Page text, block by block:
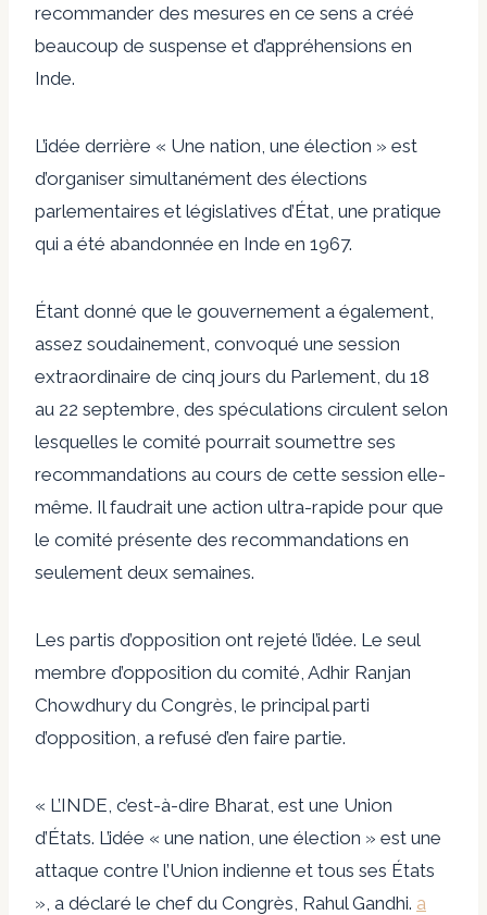
recommander des mesures en ce sens a créé
beaucoup de suspense et d’appréhensions en
Inde.
L’idée derrière « Une nation, une élection » est
d’organiser simultanément des élections
parlementaires et législatives d’État, une pratique
qui a été abandonnée en Inde en 1967.
Étant donné que le gouvernement a également,
assez soudainement, convoqué une session
extraordinaire de cinq jours du Parlement, du 18
au 22 septembre, des spéculations circulent selon
lesquelles le comité pourrait soumettre ses
recommandations au cours de cette session elle-
même. Il faudrait une action ultra-rapide pour que
le comité présente des recommandations en
seulement deux semaines.
Les partis d’opposition ont rejeté l’idée. Le seul
membre d’opposition du comité, Adhir Ranjan
Chowdhury du Congrès, le principal parti
d’opposition, a refusé d’en faire partie.
« L’INDE, c’est-à-dire Bharat, est une Union
d’États. L’idée « une nation, une élection » est une
attaque contre l’Union indienne et tous ses États
», a déclaré le chef du Congrès, Rahul Gandhi. a